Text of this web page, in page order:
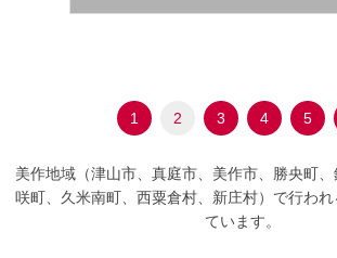
1 2 3 4 5
美作地域（津山市、真庭市、美作市、勝央町
咲町、久米南町、西粟倉村、新庄村）で行わ
ています。